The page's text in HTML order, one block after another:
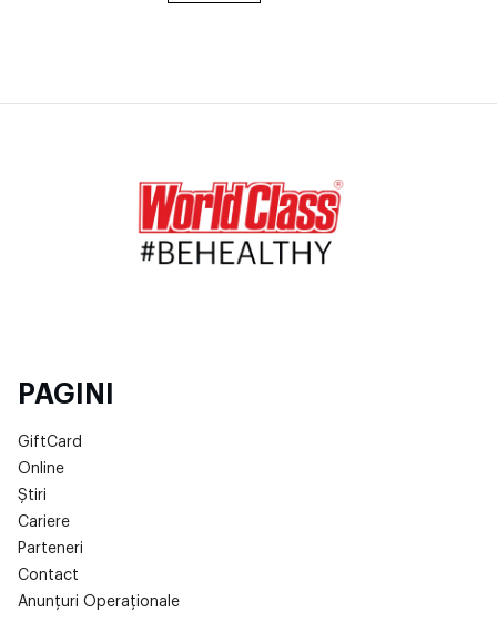
PAGINI
GiftCard
Online
Știri
Cariere
Parteneri
Contact
Anunțuri Operaționale